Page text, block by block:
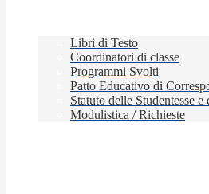
Libri di Testo
Coordinatori di classe
Programmi Svolti
Patto Educativo di
Statuto delle Studentesse
Modulistica / Richieste